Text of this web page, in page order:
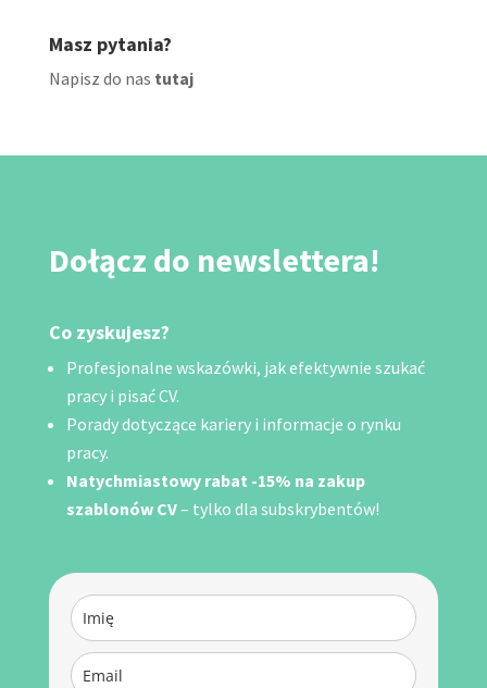
Masz pytania?
Napisz do nas tutaj
Dołącz do newslettera!
Co zyskujesz?
Profesjonalne wskazówki, jak efektywnie szukać
pracy i pisać CV.
Porady dotyczące kariery i informacje o rynku
pracy.
Natychmiastowy rabat -15% na zakup
szablonów CV– tylko dla subskrybentów!